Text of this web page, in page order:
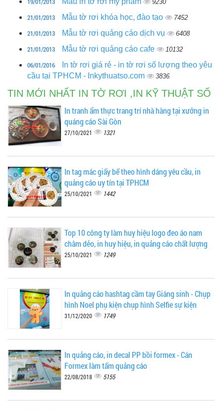
9230
21/01/2013 Mẫu tờ rơi khóa học, đào tạo 7452
21/01/2013 Mẫu tờ rơi quảng cáo dịch vụ 6408
21/01/2013 Mẫu tờ rơi quảng cáo cafe 10132
06/01/2016
In tờ rơi giá rẻ - in tờ rơi số lượng theo yêu
cầu tại TPHCM - Inkythuatso.com
3836
TIN MỚI NHẤT IN TỜ RƠI ,IN KỸ THUẬT SỐ
In tranh ẩm thực trang trí nhà hàng tại xưởng in
quáng cáo Sài Gòn
27/10/2021 1321
In tag mác giấy bế theo hình dáng yêu cầu, in
quảng cáo uy tín tại TPHCM
25/10/2021 1442
Top 10 công ty làm huy hiệu logo đeo áo nam
châm dẻo, in huy hiệu, in quảng cáo chất lượng
25/10/2021 1249
In quảng cáo hashtag cầm tay Giáng sinh - Chụp
hình Noel phụ kiện chụp hình Selfie sự kiện
31/12/2020 1749
In quảng cáo, in decal PP bồi formex - Cán
Formex làm tấm quảng cáo
22/08/2018 5155